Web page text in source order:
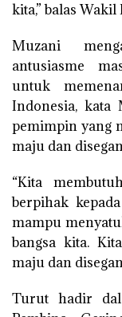
kita,” balas
Muzani
antusiasme
untuk
Indonesia, kata
pemimpin yang
maju dan
“Kita
berpihak
mampu
bangsa kita.
maju dan
Turut hadir